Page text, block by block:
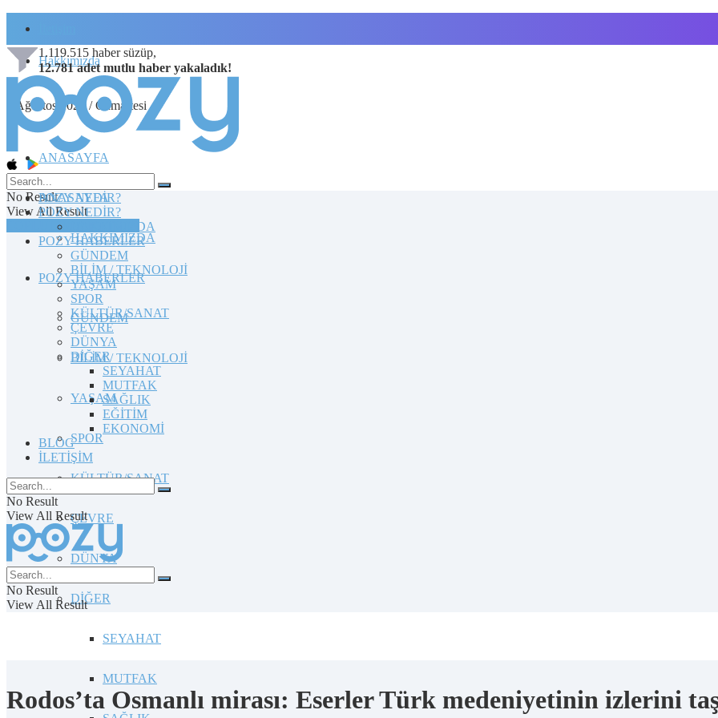
Hakkımızda
8 Ağustos 2026 / Cumartesi
1.119.515 haber süzüp,
12.781 adet mutlu haber yakaladık!
No Result
View All Result
TOPLULUĞA KATILIN
ANASAYFA
POZY NEDİR?
HAKKIMIZDA
POZY HABERLER
GÜNDEM
BİLİM / TEKNOLOJİ
YAŞAM
SPOR
KÜLTÜR/SANAT
ÇEVRE
DÜNYA
DİĞER
SEYAHAT
MUTFAK
ANASAYFA
POZY NEDİR?
HAKKIMIZDA
POZY HABERLER
GÜNDEM
BİLİM / TEKNOLOJİ
YAŞAM
SPOR
KÜLTÜR/SANAT
ÇEVRE
DÜNYA
DİĞER
SEYAHAT
MUTFAK
SAĞLIK
EĞİTİM
EKONOMİ
BLOG
İLETİŞİM
No Result
View All Result
No Result
View All Result
Rodos’ta Osmanlı mirası: Eserler Türk medeniyetinin izlerini